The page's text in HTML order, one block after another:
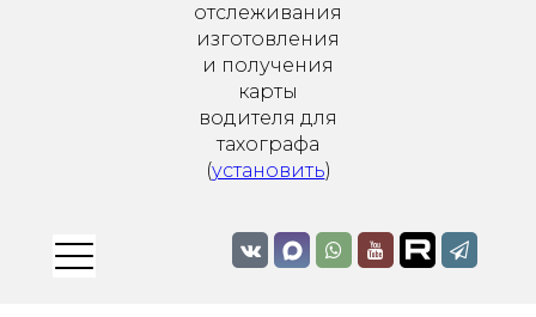
отслеживания
изготовления
и получения
карты
водителя для
тахографа
(установить)